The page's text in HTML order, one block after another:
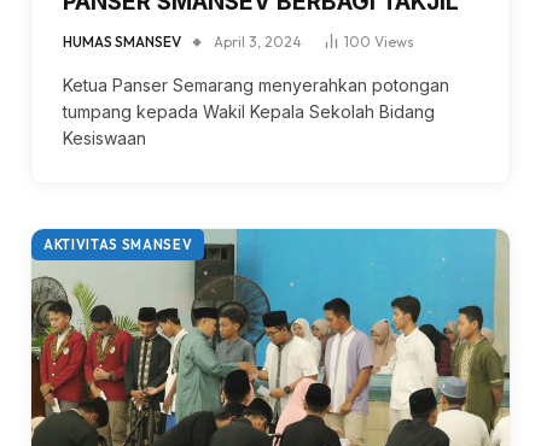
HUMAS SMANSEV April 3, 2024 100 Views
Ketua Panser Semarang menyerahkan potongan
tumpang kepada Wakil Kepala Sekolah Bidang
Kesiswaan
AKTIVITAS SMANSEV